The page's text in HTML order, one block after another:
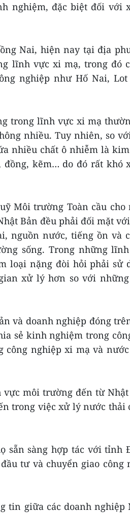
nghiệm, đặc biệt đối với
Nai, hiện nay tại địa
lĩnh vực xi mạ, trong đó
nghiệp như Hố Nai, Lot
trong lĩnh vực xi mạ
nhiều. Tuy nhiên, so
nhiều chất ô nhiễm là
kẽm… do đó rất khó
Môi trường Toàn cầu cho
Bản đều phải đối mặt
nguồn nước, tiếng ồn và
sống. Trong những
loại nặng đòi hỏi phải sử
xử lý hơn so với
và doanh nghiệp đóng
sẻ kinh nghiệm trong
nghiệp xi mạ và
môi trường đến từ Nhật
trong việc xử lý nước thải
sẵn sàng hợp tác với tỉnh
tư và chuyển giao công
tin giữa các doanh nghiệp